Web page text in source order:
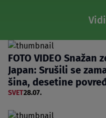
FOTO VIDEO
Japan: Srušili se
šina, desetine
SVET28.07.